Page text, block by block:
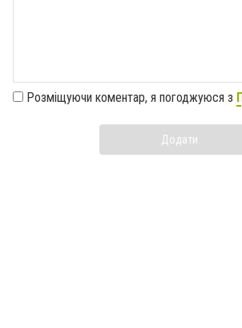
Розміщуючи коментар, я погоджуюся з
Додати